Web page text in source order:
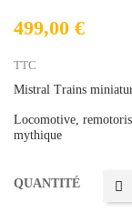
499,00 €
TTC
Mistral Trains
Locomotive,
mythique
QUANTITÉ